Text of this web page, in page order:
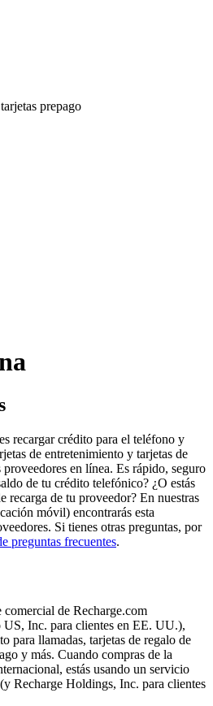
prepago
recargar crédito para el teléfono y
de entretenimiento y tarjetas de
en línea. Es rápido, seguro
de tu crédito telefónico? ¿O estás
recarga de tu proveedor? En nuestras
móvil) encontrarás esta
Si tienes otras preguntas, por
preguntas frecuentes.
de Recharge.com
Inc. para clientes en EE. UU.),
para llamadas, tarjetas de regalo de
y más. Cuando compras de la
estás usando un servicio
Recharge Holdings, Inc. para clientes